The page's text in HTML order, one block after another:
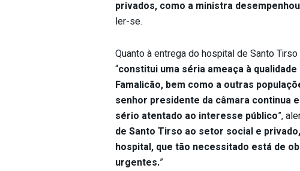
privados, como a ministra
ler-se.
Quanto à entrega do hospital de Santo
“constitui uma séria ameaça à
Famalicão, bem como a outras
senhor presidente da câmara continua
sério atentado ao interesse público”,
de Santo Tirso ao setor social e
hospital, que tão necessitado está de
urgentes.”